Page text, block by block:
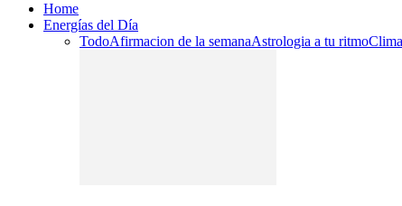
Home
Energías del Día
TodoAfirmacion de la semanaAstrologia a tu ritmo